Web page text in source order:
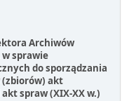
Archiwów
w sprawie
do sporządzania
(zbiorów) akt
spraw (XIX-XX w.)